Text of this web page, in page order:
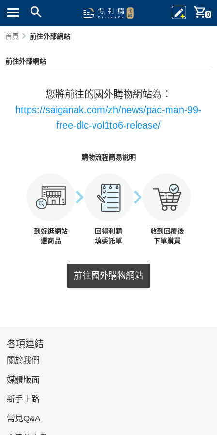
0
首頁 前往外部網站
前往外部網站
您將前往的國外購物網站為：
https://saiganak.com/zh/news/pac-man-99-
free-dlc-vol1to6-release/
購物流程簡易說明
前往國外購物網站
各項連結
關於我們
媒體版面
新手上路
常見Q&A